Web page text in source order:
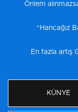
Önlem
“Hancağız
En fazla artış
KÜNYE